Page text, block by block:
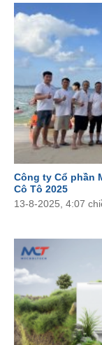
Công ty Cổ phần
Cô Tô 2025
13-8-2025, 4:07